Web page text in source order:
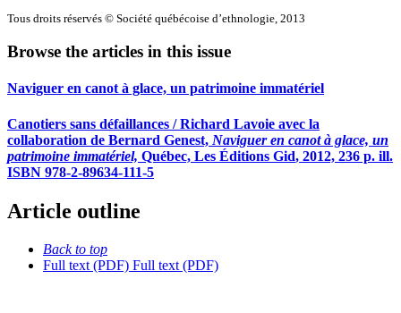
Tous droits réservés © Société québécoise d’ethnologie, 2013
Browse the articles in this issue
Naviguer en canot à glace, un patrimoine immatériel
Canotiers sans défaillances / Richard Lavoie avec la
collaboration de Bernard Genest, Naviguer en canot à glace, un
patrimoine immatériel, Québec, Les Éditions Gid, 2012, 236 p. ill.
ISBN 978-2-89634-111-5
Article outline
Back to top
Full text (PDF) Full text (PDF)